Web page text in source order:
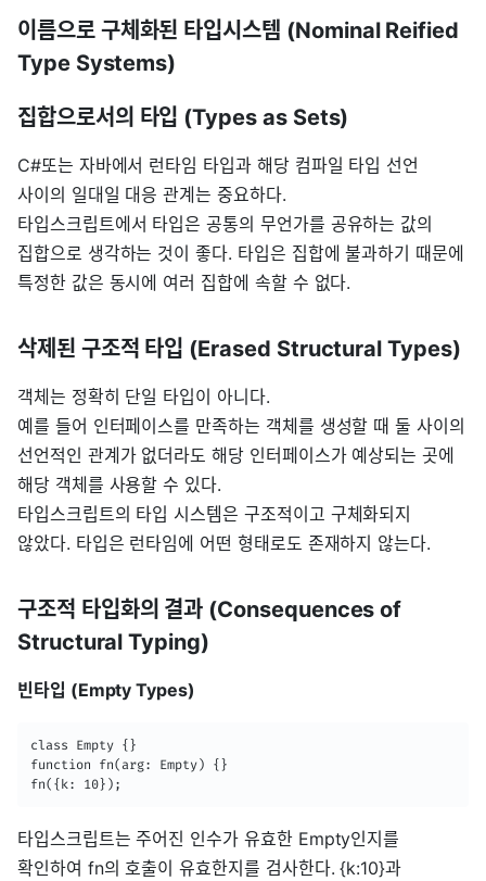
이름으로 구체화된 타입시스템 (Nominal Reified
Type Systems)
집합으로서의 타입 (Types as Sets)
C#또는 자바에서 런타임 타입과 해당 컴파일 타입 선언
사이의 일대일 대응 관계는 중요하다.
타입스크립트에서 타입은 공통의 무언가를 공유하는 값의
집합으로 생각하는 것이 좋다. 타입은 집합에 불과하기 때문에
특정한 값은 동시에 여러 집합에 속할 수 없다.
삭제된 구조적 타입 (Erased Structural Types)
객체는 정확히 단일 타입이 아니다.
예를 들어 인터페이스를 만족하는 객체를 생성할 때 둘 사이의
선언적인 관계가 없더라도 해당 인터페이스가 예상되는 곳에
해당 객체를 사용할 수 있다.
타입스크립트의 타입 시스템은 구조적이고 구체화되지
않았다. 타입은 런타임에 어떤 형태로도 존재하지 않는다.
구조적 타입화의 결과 (Consequences of
Structural Typing)
빈타입 (Empty Types)
class Empty {}
function fn(arg: Empty) {}
fn({k: 10});
타입스크립트는 주어진 인수가 유효한 Empty인지를
확인하여 fn의 호출이 유효한지를 검사한다. {k:10}과